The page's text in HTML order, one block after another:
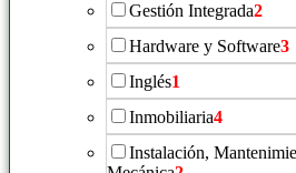
Gestión Integrada2
Hardware y Software3
Inglés1
Inmobiliaria4
Instalación,